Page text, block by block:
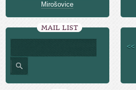
Mirošovice
MAIL LIST
<<